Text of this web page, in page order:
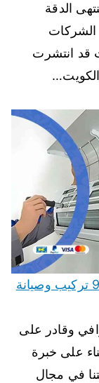
الدقة
الشركات
قد انتشرت
فني تكييف هندي المنصورية 98548488 تركيب وصيانة
وقادر على
على خبرة
في مجال